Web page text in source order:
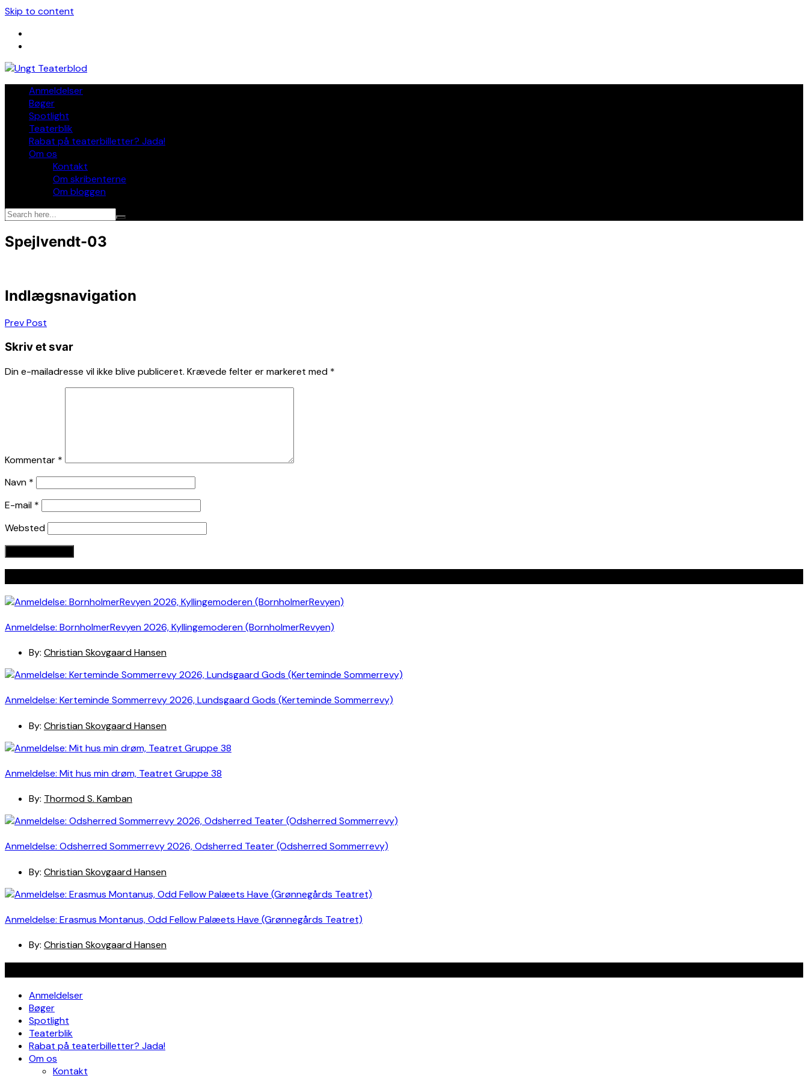
Skip to content
Anmeldelser
Bøger
Spotlight
Teaterblik
Rabat på teaterbilletter? Jada!
Om os
Kontakt
Om skribenterne
Om bloggen
Spejlvendt-03
Indlægsnavigation
Prev Post
Skriv et svar
Din e-mailadresse vil ikke blive publiceret. Krævede felter er markeret med *
Kommentar *
Navn *
E-mail *
Websted
Anmeldelse: BornholmerRevyen 2026, Kyllingemoderen (BornholmerRevyen)
By: Christian Skovgaard Hansen
Anmeldelse: Kerteminde Sommerrevy 2026, Lundsgaard Gods (Kerteminde Sommerrevy)
By: Christian Skovgaard Hansen
Anmeldelse: Mit hus min drøm, Teatret Gruppe 38
By: Thormod S. Kamban
Anmeldelse: Odsherred Sommerrevy 2026, Odsherred Teater (Odsherred Sommerrevy)
By: Christian Skovgaard Hansen
Anmeldelse: Erasmus Montanus, Odd Fellow Palæets Have (Grønnegårds Teatret)
By: Christian Skovgaard Hansen
Anmeldelser
Bøger
Spotlight
Teaterblik
Rabat på teaterbilletter? Jada!
Om os
Kontakt